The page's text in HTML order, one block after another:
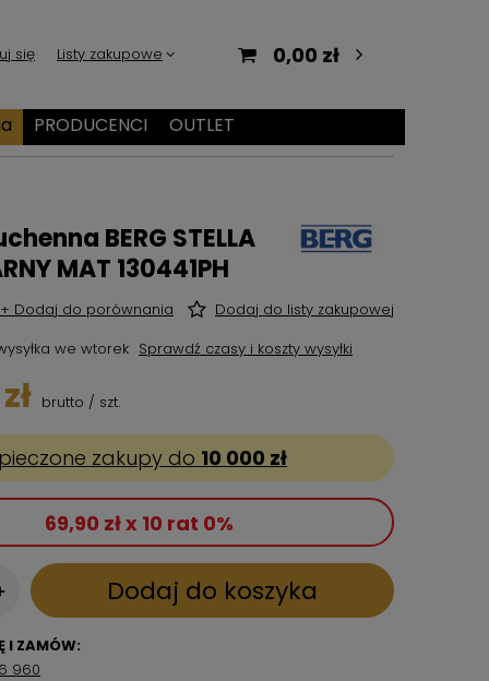
się Listy zakupowe 0,00 zł
PRODUCENCI OUTLET
BERG STELLA
MAT 130441PH
+ Dodaj do porównania
Dodaj do listy zakupowej
we wtorek Sprawdź czasy i koszty wysyłki
brutto / szt.
zakupy do 10 000 zł
69,90 zł x 10 rat 0%
Dodaj do koszyka
I ZAMÓW:
960